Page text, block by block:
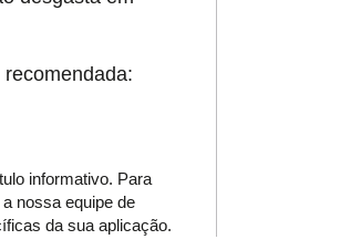
informativo. Para
nossa equipe de
da sua aplicação.